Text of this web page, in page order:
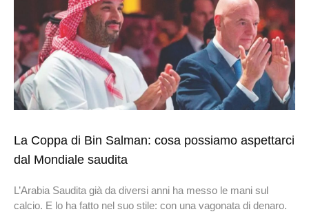
La Coppa di Bin Salman: cosa possiamo aspettarci
dal Mondiale saudita
L’Arabia Saudita già da diversi anni ha messo le mani sul
calcio. E lo ha fatto nel suo stile: con una vagonata di denaro.